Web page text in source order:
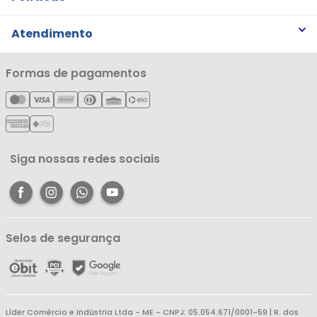
Notícias
Cartão Líderzan
Trocas e Devoluções
Política de Privacidade
Política de Entrega
Política de Reembolso
Atendimento
Minha Conta
Meus Pedidos
Meus Favoritos
Central de Atendimento
Formas de pagamentos
Siga nossas redes sociais
Selos de segurança
Líder Comércio e Indústria Ltda - ME - CNPJ: 05.054.671/0001-59 | R. dos